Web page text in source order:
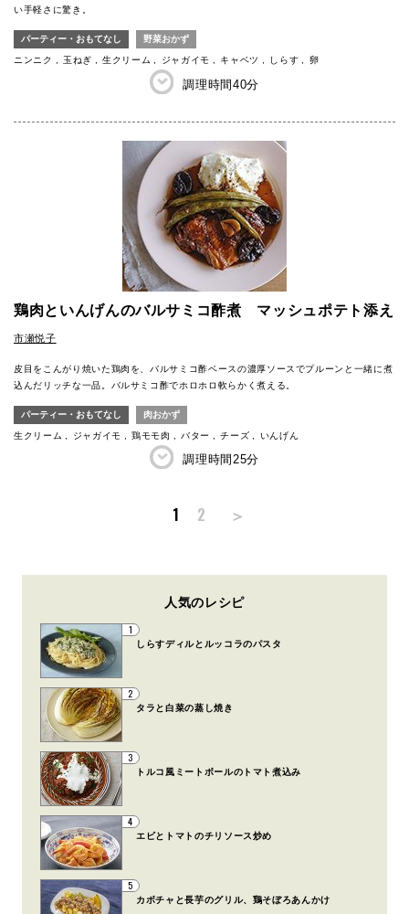
い手軽さに驚き。
パーティー・おもてなし 野菜おかず
ニンニク 玉ねぎ 生クリーム ジャガイモ キャベツ しらす 卵
調理時間40分
鶏肉といんげんのバルサミコ酢煮 マッシュポテト添え
市瀬悦子
皮目をこんがり焼いた鶏肉を、バルサミコ酢ベースの濃厚ソースでプルーンと一緒に煮
込んだリッチな一品。バルサミコ酢でホロホロ軟らかく煮える。
パーティー・おもてなし 肉おかず
生クリーム ジャガイモ 鶏モモ肉 バター チーズ いんげん
調理時間25分
1 2 ＞
人気のレシピ
1
しらすディルとルッコラのパスタ
2
タラと白菜の蒸し焼き
3
トルコ風ミートボールのトマト煮込み
4
エビとトマトのチリソース炒め
5
カボチャと長芋のグリル、鶏そぼろあんかけ